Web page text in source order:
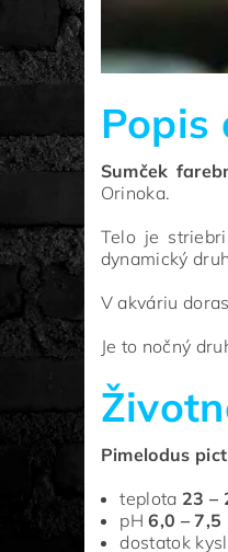
Popis
Sumček
Orinoka.
Telo je
dynamický
V akváriu
Je to nočný
Pimelodus
teplota 23 –
pH6,0 – 7,5
dostatok